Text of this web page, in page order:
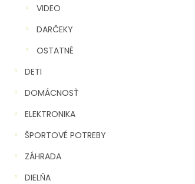
VIDEO
DARČEKY
OSTATNÉ
DETI
DOMÁCNOSŤ
ELEKTRONIKA
ŠPORTOVÉ POTREBY
ZÁHRADA
DIELŇA